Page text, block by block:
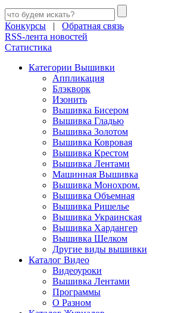
Конкурсы | Обратная связь
RSS-лента новостей
Статистика
Категории Вышивки
Аппликация
Блэкворк
Изонить
Вышивка Бисером
Вышивка Гладью
Вышивка Золотом
Вышивка Ковровая
Вышивка Крестом
Вышивка Лентами
Машинная Вышивка
Вышивка Монохром.
Вышивка Объемная
Вышивка Ришелье
Вышивка Украинская
Вышивка Хардангер
Вышивка Шелком
Другие виды вышивки
Каталог Видео
Видеоуроки
Вышивка Лентами
Программы
О Разном